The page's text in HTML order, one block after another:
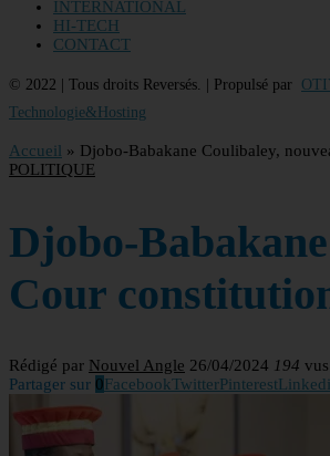
INTERNATIONAL
HI-TECH
CONTACT
© 2022 | Tous droits Reversés. | Propulsé par
Technologie&Hosting
Accueil » Djobo-Babakane Coulibaley,
POLITIQUE
Djobo-
Cour
Rédigé par Nouvel Angle 26/04/2024 194 vus
Partager sur 0FacebookTwitterPinterest